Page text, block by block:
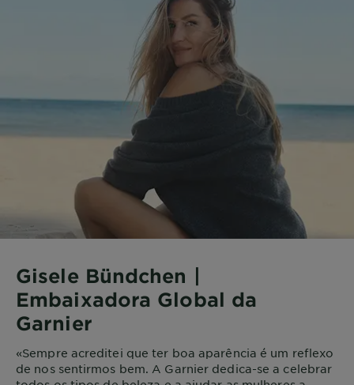
Gisele Bündchen |
Embaixadora Global da
Garnier
«Sempre acreditei que ter boa aparência é um reflexo
de nos sentirmos bem. A Garnier dedica-se a celebrar